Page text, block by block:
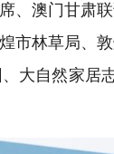
、澳门甘肃
市林草局、
大自然家居